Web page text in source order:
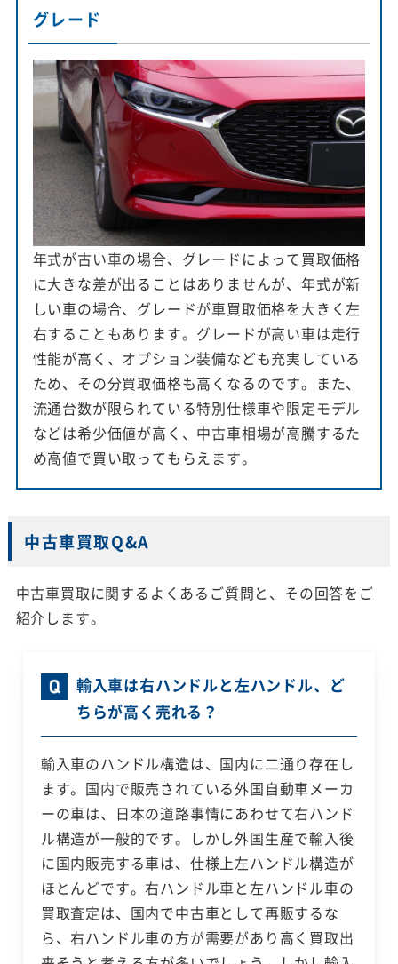
グレード
年式が古い車の場合、グレードによって買取価格
に大きな差が出ることはありませんが、年式が新
しい車の場合、グレードが車買取価格を大きく左
右することもあります。グレードが高い車は走行
性能が高く、オプション装備なども充実している
ため、その分買取価格も高くなるのです。また、
流通台数が限られている特別仕様車や限定モデル
などは希少価値が高く、中古車相場が高騰するた
め高値で買い取ってもらえます。
中古車買取Q&A
中古車買取に関するよくあるご質問と、その回答をご
紹介します。
輸入車は右ハンドルと左ハンドル、ど
ちらが高く売れる？
輸入車のハンドル構造は、国内に二通り存在し
ます。国内で販売されている外国自動車メーカ
ーの車は、日本の道路事情にあわせて右ハンド
ル構造が一般的です。しかし外国生産で輸入後
に国内販売する車は、仕様上左ハンドル構造が
ほとんどです。右ハンドル車と左ハンドル車の
買取査定は、国内で中古車として再販するな
ら、右ハンドル車の方が需要があり高く買取出